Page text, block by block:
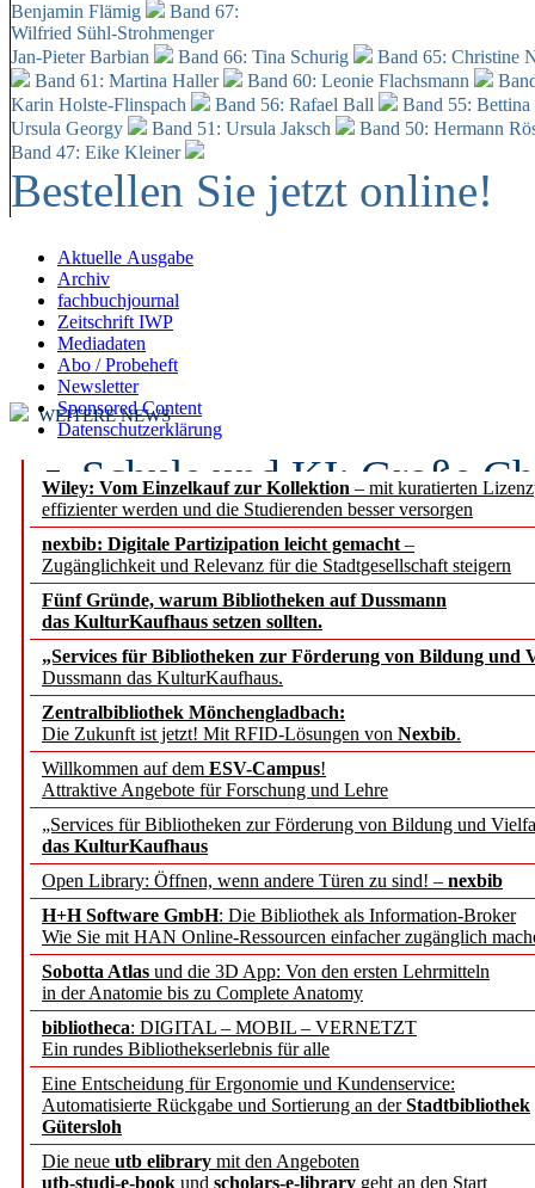
Benjamin Flämig
Band 67:
Wilfried Sühl-Strohmenger
Jan-Pieter Barbian
Band 66: Tina Schurig
Band 65: Christine
Band 61: Martina Haller
Band 60: Leonie Flachsmann
Karin Holste-Flinspach
Band 56: Rafael Ball
Band 55:
Ursula Georgy
Band 51: Ursula Jaksch Band 50: Hermann
Band 47: Eike Kleiner
Bestellen Sie jetzt online!
Aktuelle Ausgabe
Archiv
fachbuchjournal
Zeitschrift IWP
Mediadaten
Abo / Probeheft
Newsletter
Sponsored Content
Datenschutzerklärung
Wiley: Vom Einzelkauf zur Kollektion – mit kuratierten
effizienter werden und die Studierenden besser versorgen
nexbib: Digitale Partizipation leicht gemacht –
Zugänglichkeit und Relevanz für die Stadtgesellschaft steigern
Fünf Gründe, warum Bibliotheken auf Dussmann
das KulturKaufhaus setzen sollten.
„Services für Bibliotheken zur Förderung von Bildung und
Dussmann das KulturKaufhaus.
Zentralbibliothek Mönchengladbach:
Die Zukunft ist jetzt! Mit RFID-Lösungen von Nexbib.
Willkommen auf dem ESV-Campus!
Attraktive Angebote für Forschung und Lehre
„Services für Bibliotheken zur Förderung von Bildung und
das KulturKaufhaus
Open Library: Öffnen, wenn andere Türen zu sind! – nexbib
H+H Software GmbH: Die Bibliothek als Information-Broker
Wie Sie mit HAN Online-Ressourcen einfacher zugänglich
Sobotta Atlas und die 3D App: Von den ersten Lehrmitteln
in der Anatomie bis zu Complete Anatomy
bibliotheca: DIGITAL – MOBIL – VERNETZT
Ein rundes Bibliothekserlebnis für alle
Eine Entscheidung für Ergonomie und Kundenservice:
Automatisierte Rückgabe und Sortierung an derStadtbibliothek
Gütersloh
Die neue utb elibrary mit den Angeboten
utb-studi-e-book und scholars-e-library geht an den Start
WEITERE NEWS
Schule und KI: Große
Voraussetzungen
Erfolgreiches erstes
Segment Research –
angepasst
konstruktiv!
Mohr Siebeck
und die Zeitschrift für
Francke Attempto
EBSCO Information
Recherchefunktionen in
Sorbisches Institut neu
Geschichte und